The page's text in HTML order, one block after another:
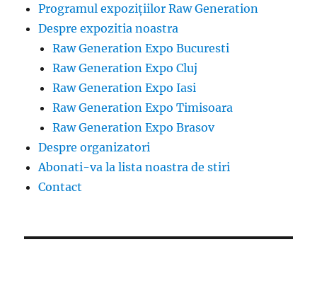
Programul expozițiilor Raw Generation
Despre expozitia noastra
Raw Generation Expo Bucuresti
Raw Generation Expo Cluj
Raw Generation Expo Iasi
Raw Generation Expo Timisoara
Raw Generation Expo Brasov
Despre organizatori
Abonati-va la lista noastra de stiri
Contact